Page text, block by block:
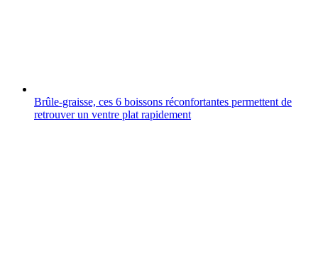
Brûle-graisse, ces 6 boissons réconfortantes permettent de
retrouver un ventre plat rapidement